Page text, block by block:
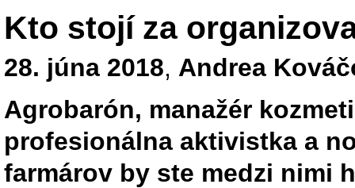
Kto stojí za
28. júna 2018, Andrea
Agrobarón, manažér
profesionálna aktivistka a
farmárov by ste medzi nimi